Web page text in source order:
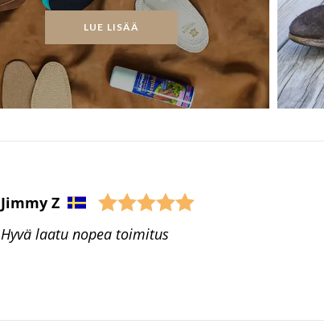
LUE LISÄÄ
Jimmy Z
Hyvä laatu nopea toimitus